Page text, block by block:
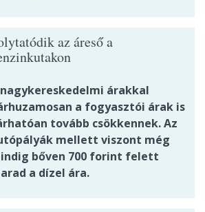
az áreső a
árakkal
a fogyasztói árak is
tovább csökkennek. Az
mellett viszont még
bőven 700 forint felett
a dízel ára.